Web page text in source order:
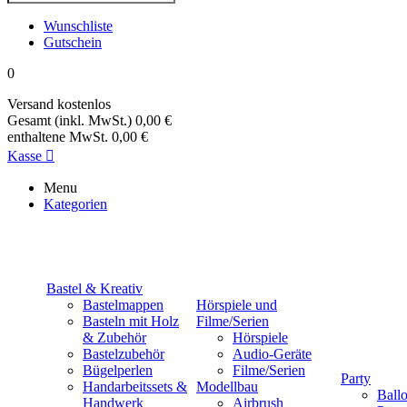
Wunschliste
Gutschein
0
Versand kostenlos
Gesamt (inkl. MwSt.) 0,00 €
enthaltene MwSt. 0,00 €
Kasse 
Menu
Kategorien
Bastel & Kreativ
Bastelmappen
Basteln mit Holz
& Zubehör
Bastelzubehör
Bügelperlen
Handarbeitssets &
Handwerk
Hörspiele und
Filme/Serien
Hörspiele
Audio-Geräte
Filme/Serien
Modellbau
Airbrush
Party